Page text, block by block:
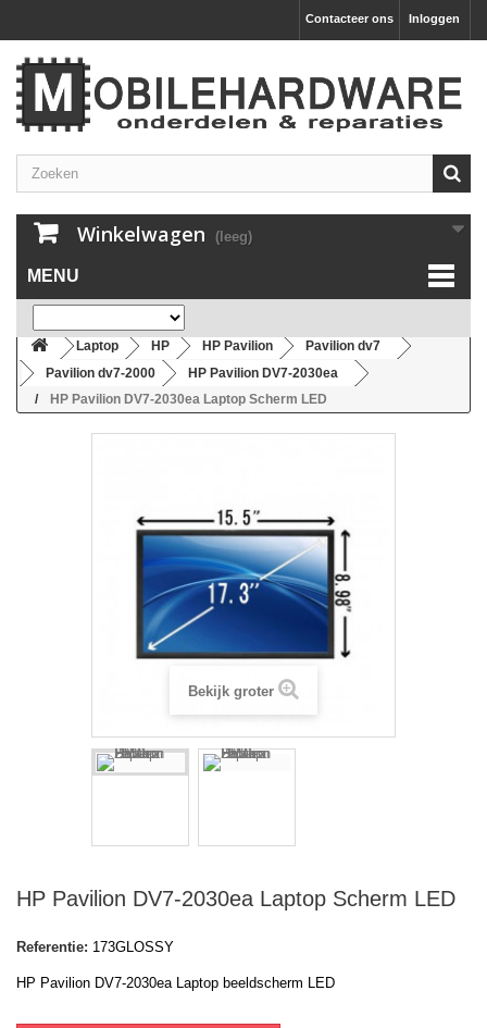
Inloggen
Contacteer ons
Winkelwagen (leeg)
MENU
Laptop HP HP Pavilion
Pavilion dv7
Pavilion dv7-2000
HP Pavilion DV7-2030ea
HP Pavilion DV7-2030ea Laptop Scherm LED
Bekijk groter
HP Pavilion DV7-2030ea Laptop Scherm LED
Referentie: 173GLOSSY
HP Pavilion DV7-2030ea Laptop beeldscherm LED